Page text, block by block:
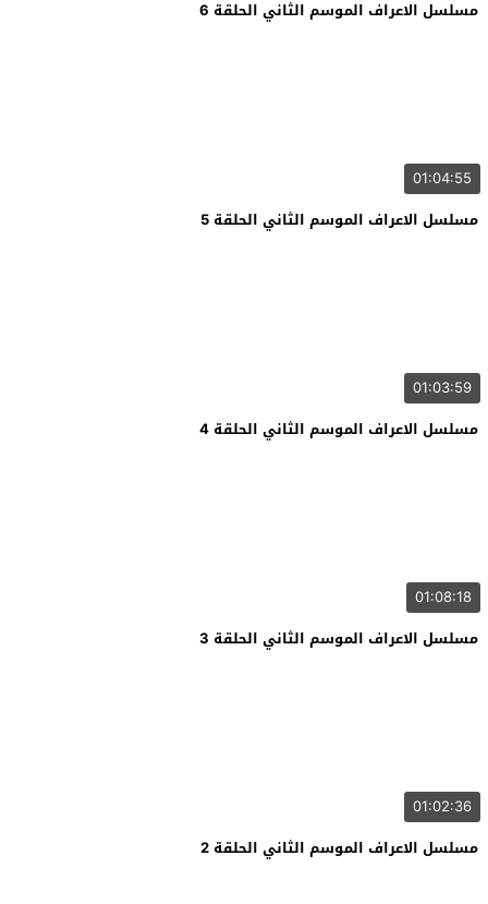
مسلسل الاعراف الموسم الثاني الحلقة 6
01:04:55
مسلسل الاعراف الموسم الثاني الحلقة 5
01:03:59
مسلسل الاعراف الموسم الثاني الحلقة 4
01:08:18
مسلسل الاعراف الموسم الثاني الحلقة 3
01:02:36
مسلسل الاعراف الموسم الثاني الحلقة 2